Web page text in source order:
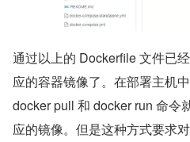
通过以上的 Dockerfile 文件已
应的容器镜像了。在部署主机
docker pull 和 docker run 命令
应的镜像。但是这种方式要求